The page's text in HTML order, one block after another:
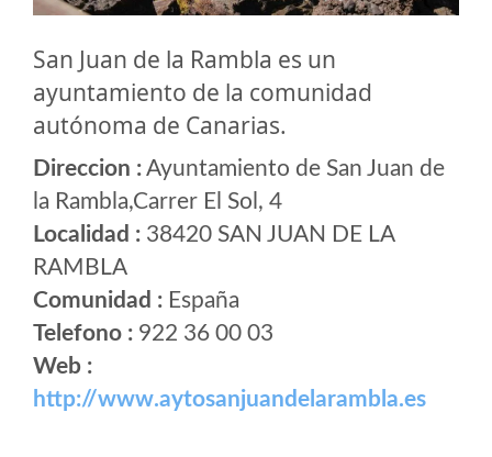
San Juan de la Rambla es un
ayuntamiento de la comunidad
autónoma de Canarias.
Direccion :Ayuntamiento de San Juan de
la Rambla,Carrer El Sol, 4
Localidad : 38420 SAN JUAN DE LA
RAMBLA
Comunidad : España
Telefono : 922 36 00 03
Web :
http://www.aytosanjuandelarambla.es